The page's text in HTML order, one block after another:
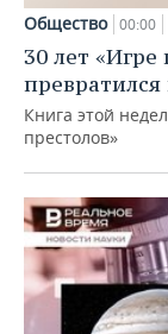
Общество 00:00
30 лет
Книга этой
престолов»